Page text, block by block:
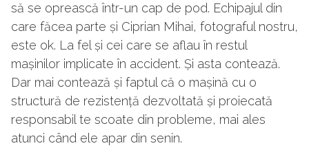
să se oprească într-un cap de pod. Echipajul din
care făcea parte și Ciprian Mihai, fotograful nostru,
este ok. La fel și cei care se aflau în restul
mașinilor implicate în accident. Și asta contează.
Dar mai contează și faptul că o mașină cu o
structură de rezistență dezvoltată și proiecată
responsabil te scoate din probleme, mai ales
atunci când ele apar din senin.